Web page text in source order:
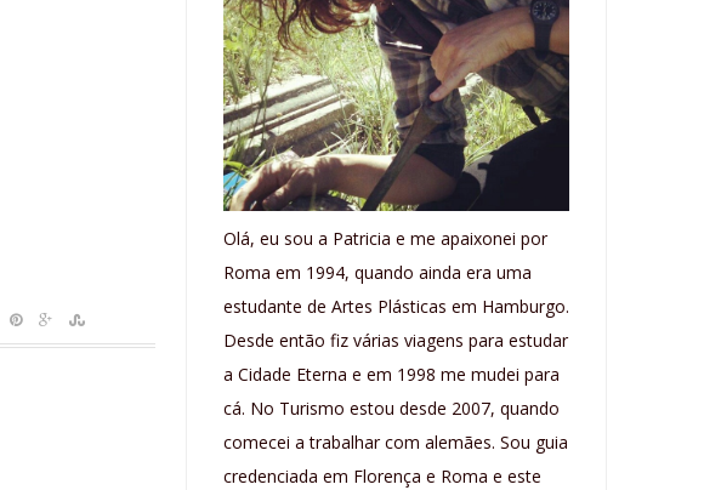
Olá, eu sou a Patricia e me apaixonei por
Roma em 1994, quando ainda era uma
estudante de Artes Plásticas em Hamburgo.
Desde então fiz várias viagens para estudar
a Cidade Eterna e em 1998 me mudei para
cá. No Turismo estou desde 2007, quando
comecei a trabalhar com alemães. Sou guia
credenciada em Florença e Roma e este